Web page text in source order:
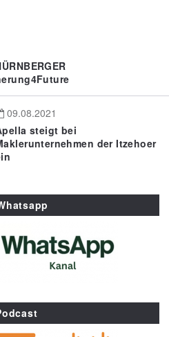
09.08.2021
steigt bei
der Itzehoer